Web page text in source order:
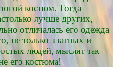
костюм. Тогда
лучше других,
отличалась его одежда
не только знатных и
людей, мыслят так
его костюма!